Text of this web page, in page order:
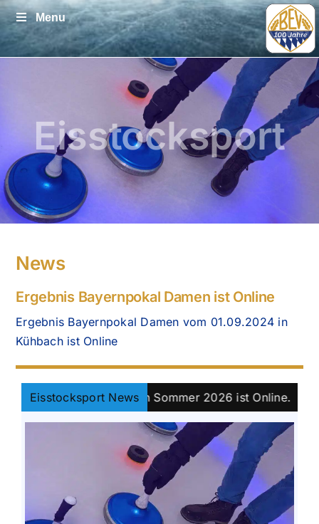
Zum
Inhalt
springen
Menu
Eisstocksport
News
Ergebnis Bayernpokal Damen ist Online
Ergebnis Bayernpokal Damen vom 01.09.2024 in
Kühbach ist Online
Eisstocksport News
Damen Sommer 2026 ist Online. ||